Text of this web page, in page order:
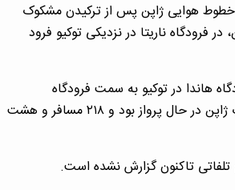
خطوط هوایی ژاپن پس از ترکیدن مشکوک
فرودگاه ناریتا در نزدیکی توکیو فرود
۷۶۷ از فرودگاه هاندا در توکیو به سمت فرودگاه
کاگوشیما در جنوب غرب ژاپن در حال پرواز بود و ۲۱۸ مسافر و هشت
تاکنون گزارش نشده است.